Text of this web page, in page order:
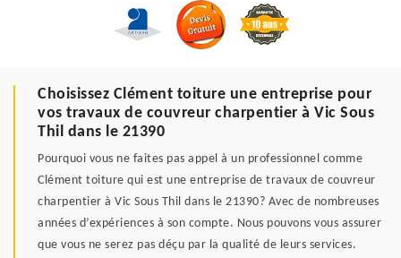
Choisissez Clément toiture une entreprise pour
vos travaux de couvreur charpentier à Vic Sous
Thil dans le 21390
Pourquoi vous ne faites pas appel à un professionnel comme
Clément toiture qui est une entreprise de travaux de couvreur
charpentier à Vic Sous Thil dans le 21390? Avec de nombreuses
années d’expériences à son compte. Nous pouvons vous assurer
que vous ne serez pas déçu par la qualité de leurs services.